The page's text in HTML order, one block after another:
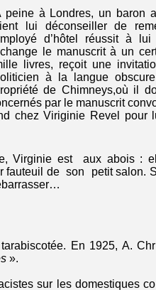
peine à Londres, un baron
lui déconseiller de
d’hôtel réussit à
le manuscrit à un
livres, reçoit une
à la langue
de Chimneys,où il
par le manuscrit
chez Viriginie Revel pour
Virginie est aux abois :
fauteuil de son petit salon.
En 1925, A.
».
sur les domestiques